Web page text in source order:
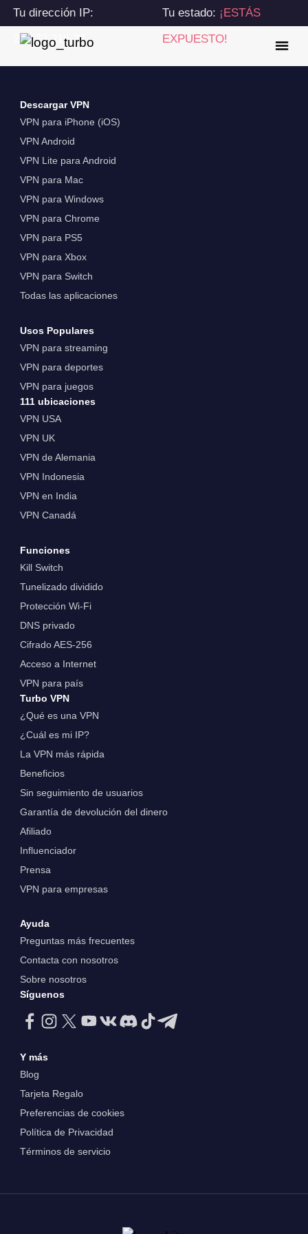
Tu dirección IP:
216.73.216.24
Tu estado: ¡ESTÁS
EXPUESTO!
Descargar VPN
VPN para iPhone (iOS)
VPN Android
VPN Lite para Android
VPN para Mac
VPN para Windows
VPN para Chrome
VPN para PS5
VPN para Xbox
VPN para Switch
Todas las aplicaciones
Usos Populares
VPN para streaming
VPN para deportes
VPN para juegos
111 ubicaciones
VPN USA
VPN UK
VPN de Alemania
VPN Indonesia
VPN en India
VPN Canadá
Funciones
Kill Switch
Tunelizado dividido
Protección Wi-Fi
DNS privado
Cifrado AES-256
Acceso a Internet
VPN para país
Turbo VPN
¿Qué es una VPN
¿Cuál es mi IP?
La VPN más rápida
Beneficios
Sin seguimiento de usuarios
Garantía de devolución del dinero
Afiliado
Influenciador
Prensa
VPN para empresas
Ayuda
Preguntas más frecuentes
Contacta con nosotros
Sobre nosotros
Síguenos
Y más
Blog
Tarjeta Regalo
Preferencias de cookies
Política de Privacidad
Términos de servicio